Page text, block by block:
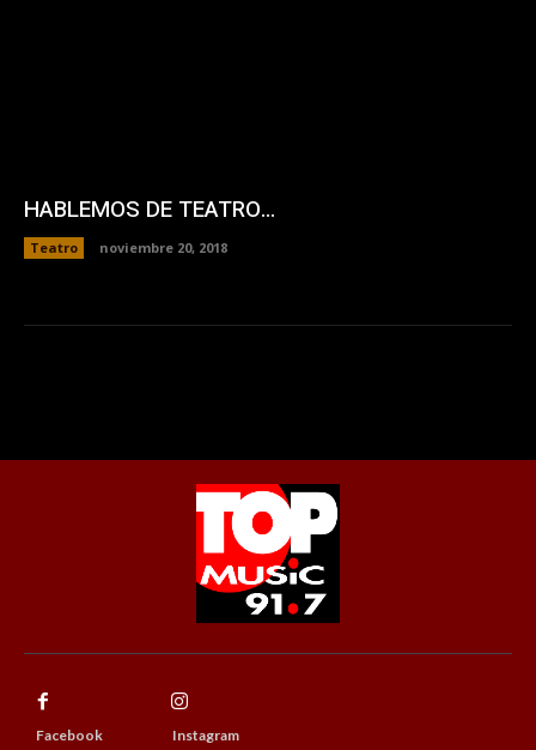
HABLEMOS DE TEATRO…
Teatro noviembre 20, 2018
Facebook Instagram